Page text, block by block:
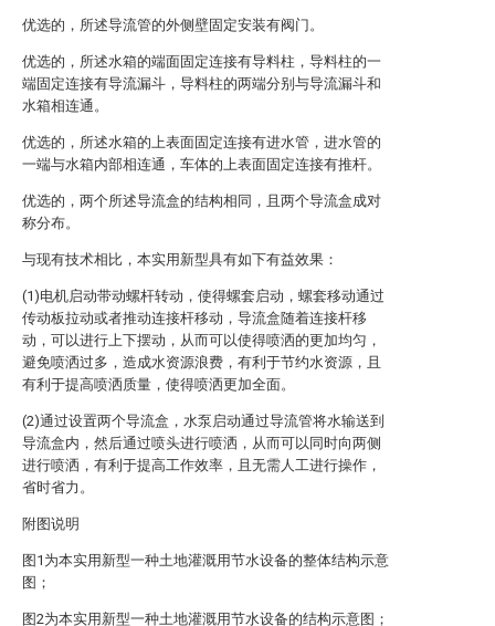
优选的，所述导流管的外侧壁固定安装有阀门。
优选的，所述水箱的端面固定连接有导料柱，导料柱的一
端固定连接有导流漏斗，导料柱的两端分别与导流漏斗和
水箱相连通。
优选的，所述水箱的上表面固定连接有进水管，进水管的
一端与水箱内部相连通，车体的上表面固定连接有推杆。
优选的，两个所述导流盒的结构相同，且两个导流盒成对
称分布。
与现有技术相比，本实用新型具有如下有益效果：
(1)电机启动带动螺杆转动，使得螺套启动，螺套移动通过
传动板拉动或者推动连接杆移动，导流盒随着连接杆移
动，可以进行上下摆动，从而可以使得喷洒的更加均匀，
避免喷洒过多，造成水资源浪费，有利于节约水资源，且
有利于提高喷洒质量，使得喷洒更加全面。
(2)通过设置两个导流盒，水泵启动通过导流管将水输送到
导流盒内，然后通过喷头进行喷洒，从而可以同时向两侧
进行喷洒，有利于提高工作效率，且无需人工进行操作，
省时省力。
附图说明
图1为本实用新型一种土地灌溉用节水设备的整体结构示意
图；
图2为本实用新型一种土地灌溉用节水设备的结构示意图；